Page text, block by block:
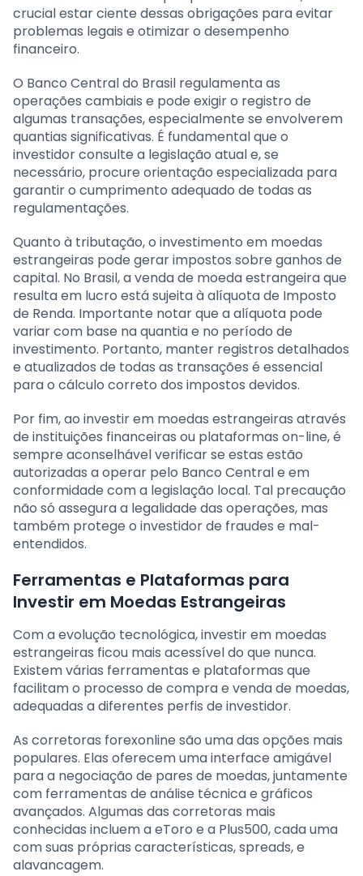
crucial estar ciente dessas obrigações para evitar
problemas legais e otimizar o desempenho
financeiro.
O Banco Central do Brasil regulamenta as
operações cambiais e pode exigir o registro de
algumas transações, especialmente se envolverem
quantias significativas. É fundamental que o
investidor consulte a legislação atual e, se
necessário, procure orientação especializada para
garantir o cumprimento adequado de todas as
regulamentações.
Quanto à tributação, o investimento em moedas
estrangeiras pode gerar impostos sobre ganhos de
capital. No Brasil, a venda de moeda estrangeira que
resulta em lucro está sujeita à alíquota de Imposto
de Renda. Importante notar que a alíquota pode
variar com base na quantia e no período de
investimento. Portanto, manter registros detalhados
e atualizados de todas as transações é essencial
para o cálculo correto dos impostos devidos.
Por fim, ao investir em moedas estrangeiras através
de instituições financeiras ou plataformas on-line, é
sempre aconselhável verificar se estas estão
autorizadas a operar pelo Banco Central e em
conformidade com a legislação local. Tal precaução
não só assegura a legalidade das operações, mas
também protege o investidor de fraudes e mal-
entendidos.
Ferramentas e Plataformas para
Investir em Moedas Estrangeiras
Com a evolução tecnológica, investir em moedas
estrangeiras ficou mais acessível do que nunca.
Existem várias ferramentas e plataformas que
facilitam o processo de compra e venda de moedas,
adequadas a diferentes perfis de investidor.
As corretoras forexonline são uma das opções mais
populares. Elas oferecem uma interface amigável
para a negociação de pares de moedas, juntamente
com ferramentas de análise técnica e gráficos
avançados. Algumas das corretoras mais
conhecidas incluem a eToro e a Plus500, cada uma
com suas próprias características, spreads, e
alavancagem.